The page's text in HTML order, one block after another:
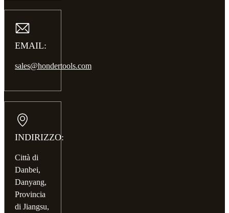
EMAIL:
sales@hondertools.com
INDIRIZZO:
Città di
Danbei,
Danyang,
Provincia
di Jiangsu,